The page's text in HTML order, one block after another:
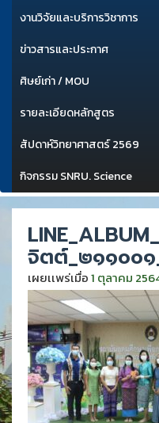
งานวิจัยและบริการวิชาการ
ข่าวสารและประกาศ
ศิษย์เก่า / MOU
รายละเอียดหลักสูตร
สัปดาห์วิทยาศาสตร์ 2569
กิจกรรม SNRU. Science
จิตต์_๒๑๑๐๐๑
เผยเเพร่เมื่อ1 ตุลาคม